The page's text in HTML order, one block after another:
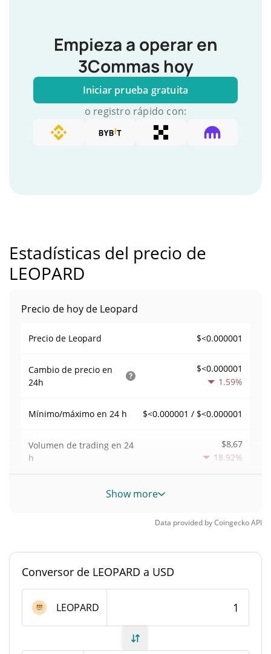
Empieza a operar en
3Commas hoy
Iniciar prueba gratuita
o registro rápido con:
Estadísticas del precio de
LEOPARD
Precio de hoy de Leopard
Precio de Leopard $<0.000001
Cambio de precio en
24h
$<0.000001
1.59%
Mínimo/máximo en 24 h $<0.000001 / $<0.000001
Volumen de trading en 24
h
$8,67
18.92%
Volumen/capitalización de
Rango en el mercado
Suministro de Leopard
1.000.000.000.000.000.000
LEOPARD
Show more
Data provided byCoingeckoAPI
Conversor de LEOPARD a USD
LEOPARD